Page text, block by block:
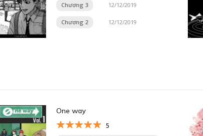
Chương 3 12/12/2019
Chương 2 12/12/2019
One way
5